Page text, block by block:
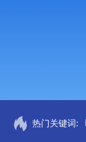
热门关键词: